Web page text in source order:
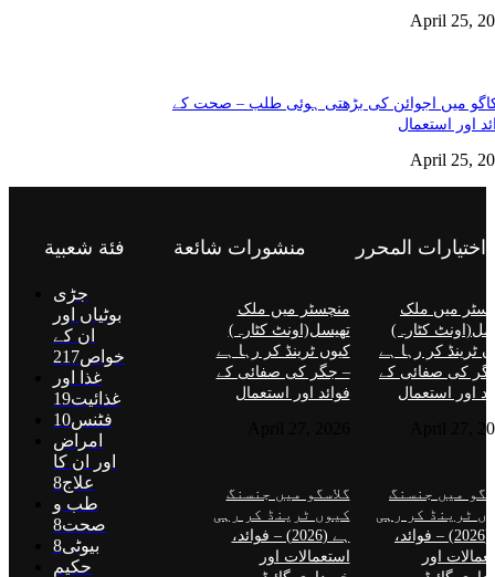
April 25,
میں اجوائن کی بڑھتی ہوئی طلب – صحت کے
اور استعمال
April 25,
اختيارات المحرر
میں ملک
کٹارہ)
ٹرینڈ کر رہا ہے
کی صفائی کے
اور استعمال
April 27,
میں جنسنگ
ٹرینڈ کر رہی
ہے (2026) – فوائد،
اور
منشورات شائعة
منچسٹر میں ملک
تھیسل(اونٹ کٹارہ)
کیوں ٹرینڈ کر رہا ہے
– جگر کی صفائی کے
فوائد اور استعمال
گلاسگو میں جنسنگ
کیوں ٹرینڈ کر رہی
ہے (2026) – فوائد،
استعمالات اور
فئة شعبية
جڑی
بوٹیاں اور
ان کے
خواص217
غذا اور
غذائیت19
فٹنس10
امراض
اور ان کا
علاج8
طب و
صحت8
بیوٹی8
حکیم